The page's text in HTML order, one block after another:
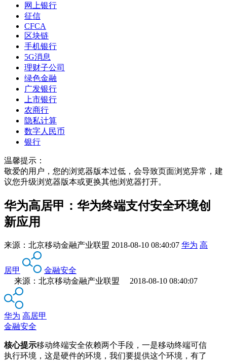
网上银行
征信
CFCA
区块链
手机银行
5G消息
理财子公司
绿色金融
广发银行
上市银行
农商行
隐私计算
数字人民币
银行
温馨提示：
敬爱的用户，您的浏览器版本过低，会导致页面浏览异常，建
议您升级浏览器版本或更换其他浏览器打开。
华为高居甲：华为终端支付安全环境创
新应用
来源： 北京移动金融产业联盟 2018-08-10 08:40:07 华为 高
居甲
金融安全
来源：北京移动金融产业联盟 2018-08-10 08:40:07
华为 高居甲
金融安全
核心提示移动终端安全依赖两个手段，一是移动终端可信
执行环境，这是硬件的环境，我们要提供这个环境，有了